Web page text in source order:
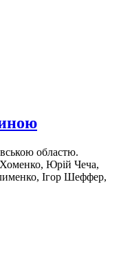
областю.
Юрій Чеча,
Ігор Шеффер,